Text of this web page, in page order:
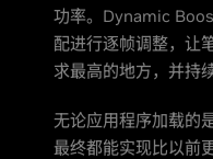
功率。Dynamic
配进行逐帧调整，让
求最高的地方，并持
无论应用程序加载的
最终都能实现比以前